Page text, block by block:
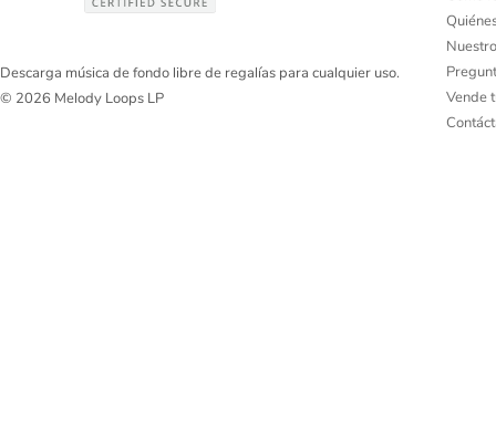
Descarga música de fondo libre de regalías para cualquier uso.
© 2026 Melody Loops LP
Vende